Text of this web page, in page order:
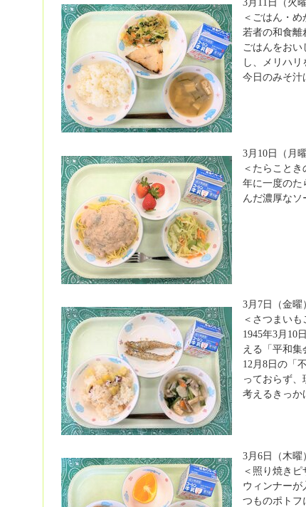
3月11日（火
＜ごはん・
若者の和食離
ごはんをお
し、メリハリ
今日のみそ汁
3月10日（月
＜たらこと
年に一度のた
んだ濃厚なソ
3月7日（金曜
＜さつまい
1945年3月10
える「平和
12月8日の「
っておらず
考えるきっか
3月6日（木曜
＜照り焼き
ウィンナー
つものポトフ